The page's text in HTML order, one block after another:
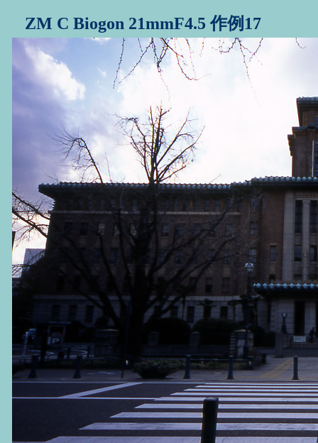
ZM C Biogon 21mmF4.5 作例17